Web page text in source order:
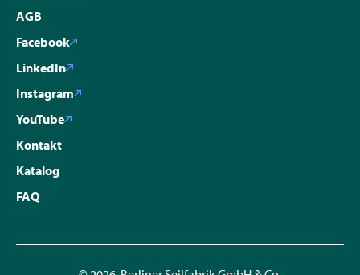
AGB
Facebook
LinkedIn
Instagram
YouTube
Kontakt
Katalog
FAQ